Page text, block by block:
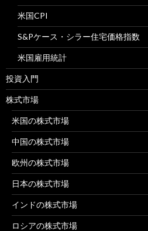
米国CPI
S&Pケース・シラー住宅価格指数
米国雇用統計
投資入門
株式市場
米国の株式市場
中国の株式市場
欧州の株式市場
日本の株式市場
インドの株式市場
ロシアの株式市場